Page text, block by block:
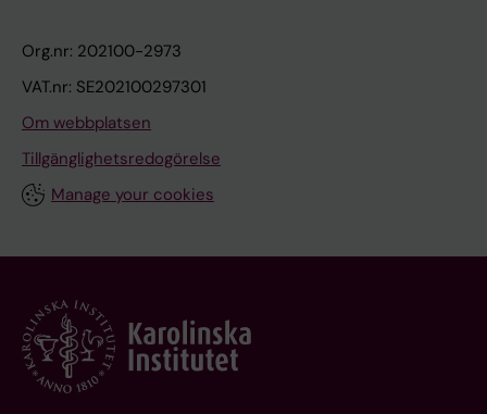
Org.nr: 202100-2973
VAT.nr: SE202100297301
Om webbplatsen
Tillgänglighetsredogörelse
Manage your cookies